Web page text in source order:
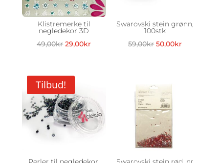
Klistremerke til
negledekor 3D
49,00kr Opprinnelig
49,00kr.
29,00krNåværende
Swarovski stein grønn,
100stk
59,00kr Opprinnelig
50,00kr
Tilbud!